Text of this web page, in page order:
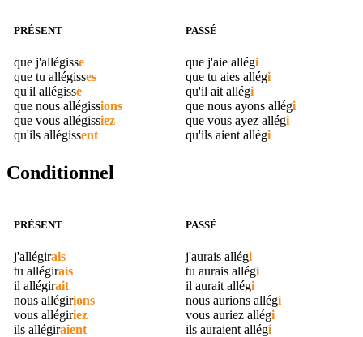
PRÉSENT
que j'allégisse
que tu allégisses
qu'il allégisse
que nous allégissions
que vous allégissiez
qu'ils allégissent
PASSÉ
que j'aie allégi
que tu aies allégi
qu'il aitallégi
que nous ayons allégi
que vous ayez allégi
qu'ils aientallégi
Conditionnel
PRÉSENT
j'allégirais
tu allégirais
il allégirait
nous allégirions
vous allégiriez
ils allégiraient
PASSÉ
j'aurais allégi
tu aurais allégi
il aurait allégi
nous aurions allégi
vous auriez allégi
ils auraient allégi